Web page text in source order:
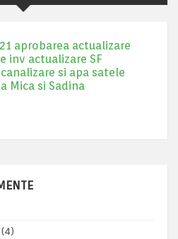
aprobarea actualizare
inv actualizare SF
si apa satele
Mica si Sadina
(4)